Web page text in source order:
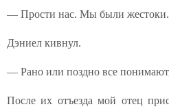
— Прости нас. Мы были жестоки.
Дэниел кивнул.
— Рано или поздно все
После их отъезда мой отец